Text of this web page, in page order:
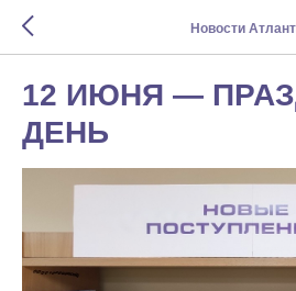
Новости
12 ИЮНЯ —
ДЕНЬ